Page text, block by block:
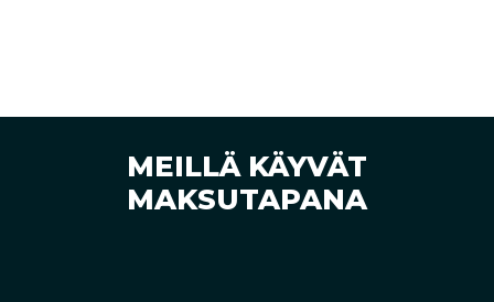
MEILLÄ KÄYVÄT
MAKSUTAPANA